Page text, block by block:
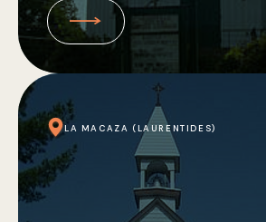
LA MACAZA (LAURENTIDES)